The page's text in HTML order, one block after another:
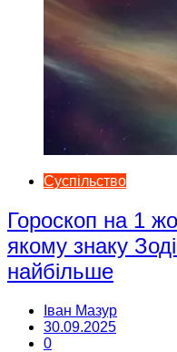
Суспільство
Гороскоп на 1
якому знаку
найбільше
Іван Мазур
30.09.2025
0